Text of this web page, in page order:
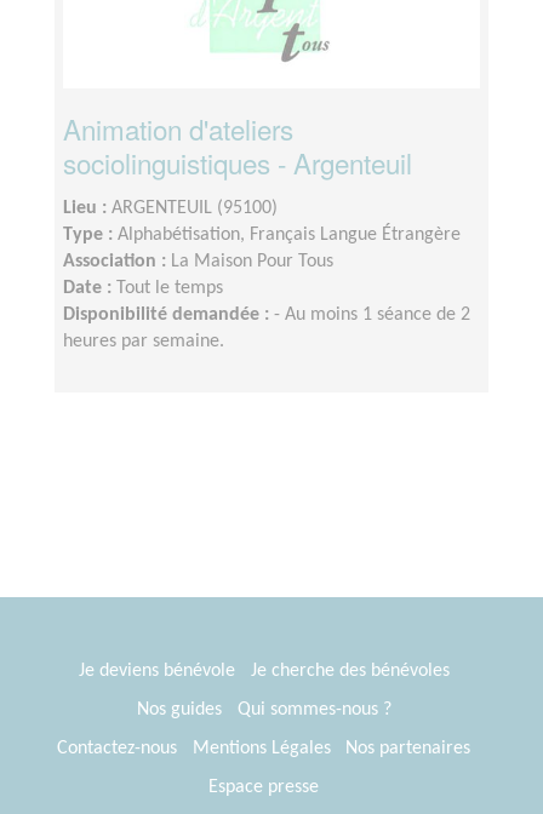
Animation d'ateliers
sociolinguistiques - Argenteuil
Lieu : ARGENTEUIL (95100)
Type : Alphabétisation, Français Langue Étrangère
Association : La Maison Pour Tous
Date :
Tout le temps
Disponibilité demandée : - Au moins 1 séance de 2
heures par semaine.
Je deviens bénévole
Je cherche des bénévoles
Nos guides
Qui sommes-nous ?
Contactez-nous
Mentions Légales
Nos partenaires
Espace presse